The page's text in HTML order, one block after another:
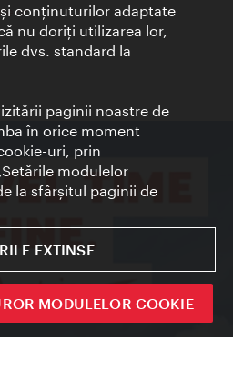
conţinuturilor adaptate
nu doriţi utilizarea lor,
dvs. standard la
paginii noastre de
în orice moment
uri, prin
modulelor
la sfârşitul paginii de
EXTINSE
MODULELOR COOKIE